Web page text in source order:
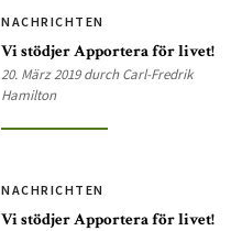
NACHRICHTEN
Vi stödjer Apportera för livet!
20. März 2019 durch Carl-Fredrik
Hamilton
NACHRICHTEN
Vi stödjer Apportera för livet!